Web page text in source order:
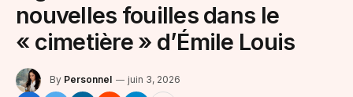
nouvelles fouilles dans le
« cimetière » d’Émile Louis
By Personnel juin 3, 2026